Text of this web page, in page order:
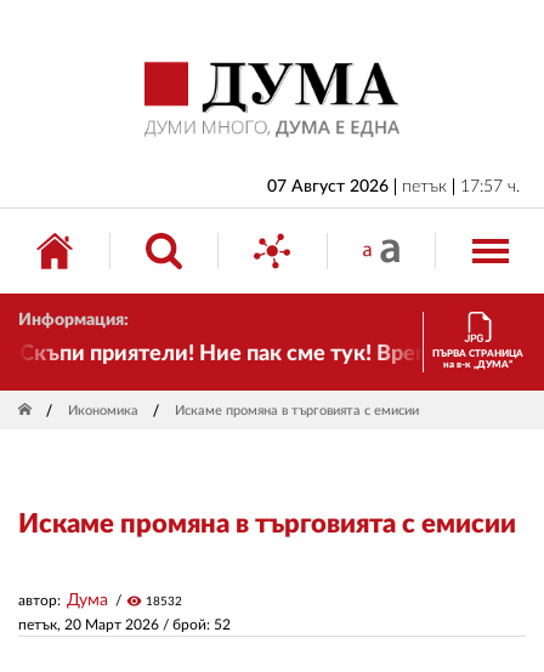
07 Август 2026 петък 17:57 ч.
Информация:
приятели! Ние пак сме тук! Времето сеПЪРВА СТРАНИЦА
на в-к „ДУМА“
Икономика Искаме промяна в търговията с емисии
Искаме промяна в търговията с емисии
петък, 20 Март 2026 / брой: 52
автор: Дума visibility 18532
БЪЛГАРИЯ
ИКОНОМИКА
ИЗБОРИ
СВЯТ
ДРУГИ